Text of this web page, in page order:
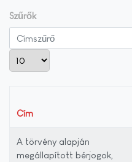
Szűrők
Címszűrő
Tételek #
Cím
A törvény alapján
megállapított bérjogok,